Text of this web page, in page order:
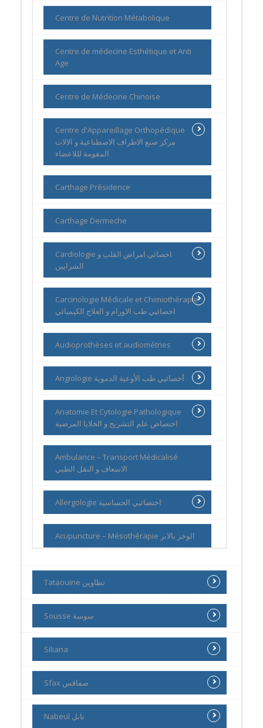
Centre de Nutrition Métabolique
Centre de médecine Esthétique et Anti
Age
Centre de Médecine Chinoise
Centre d'Appareillage Orthopédique
مركز صنع الاطراف الاصطناعية و الالات
المقومة لللاعضاء
Carthage Présidence
Carthage Dermeche
Cardiologie اخصائي امراض القلب و
الشرايين
Carcinologie Médicale et Chimiothérapie
اخصائيي طب الاورام و العلاج الكيميائي
Audioprothèses et audiométries
Angiologie أخصائيي طب الأوعية الدموية
Anatomie Et Cytologie Pathologique
اختصاص علم التشريح و الخلايا المرضية
Ambulance – Transport Médicalisé
الاسعاف و النقل الطبي
Allergologie اختصائيي الحساسية
Acupuncture – Mésothérapie الوخز بالابر
Tataouine تطاوين
Sousse سوسة
Siliana
Sfax صفاقس
Nabeul نابل